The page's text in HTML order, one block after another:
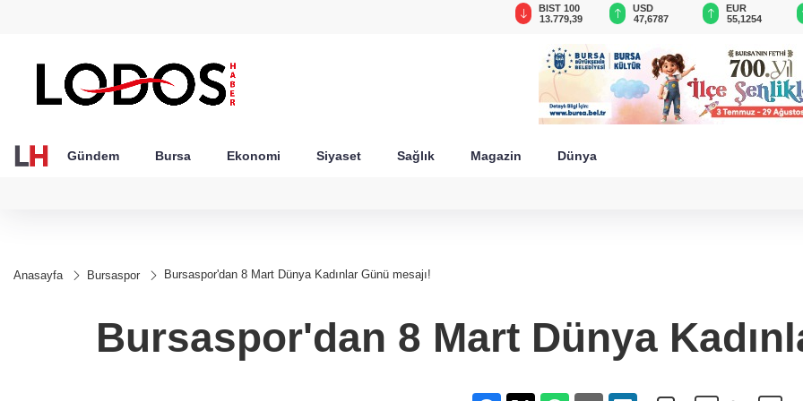
BIST 100
13.779,39
USD
47,6787
EUR
55,1254
Gündem Bursa Ekonomi Siyaset Sağlık Magazin Dünya
Anasayfa Bursaspor Bursaspor'dan 8 Mart Dünya Kadınlar Günü mesajı!
Bursaspor'dan 8 Mart Dünya